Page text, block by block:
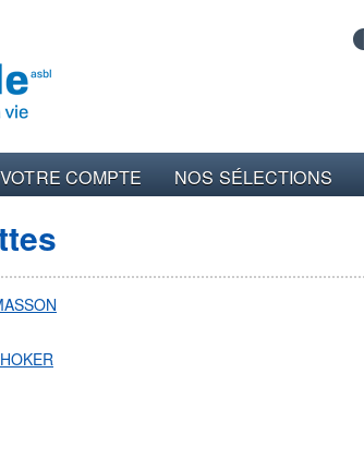
VOTRE COMPTE NOS SÉLECTIONS